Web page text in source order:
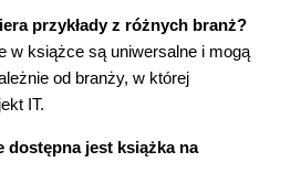
cech jakościowych
praktyki
przykłady z różnych branż?
w książce są uniwersalne i mogą
od branży, w której
IT.
dostępna jest książka na